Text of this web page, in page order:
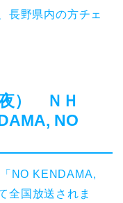
長野県内の方チェ
夜） ＮＨ
NO
NO KENDAMA,
全国放送されま